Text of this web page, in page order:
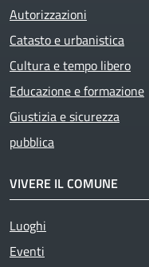
Autorizzazioni
Catasto e urbanistica
Cultura e tempo libero
Educazione e formazione
Giustizia e sicurezza
pubblica
VIVERE IL COMUNE
Luoghi
Eventi